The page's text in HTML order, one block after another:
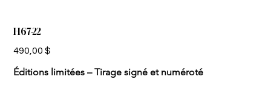
H67-22
Prix
490,00 $
Éditions limitées – Tirage signé et numéroté